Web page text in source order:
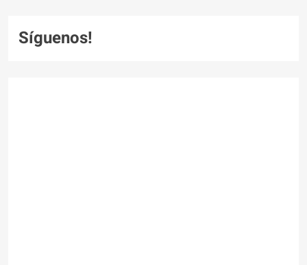
Síguenos!